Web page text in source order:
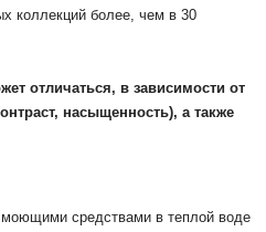
коллекций более, чем в 30
отличаться, в зависимости от
насыщенность), а также
средствами в теплой воде